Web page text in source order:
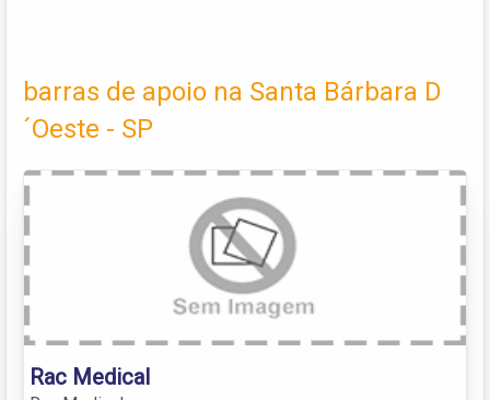
barras de apoio na Santa Bárbara D
´Oeste - SP
Rac Medical